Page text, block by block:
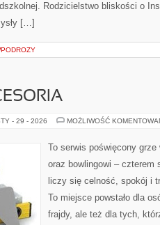
Rodzicielstwo bliskości o
[…]
- 29 - 2026 MOŻLIWOŚĆ
To serwis poświęcony
oraz bowlingowi – czterem
liczy się celność, spokój i
To miejsce powstało dla
frajdy, ale też dla tych,